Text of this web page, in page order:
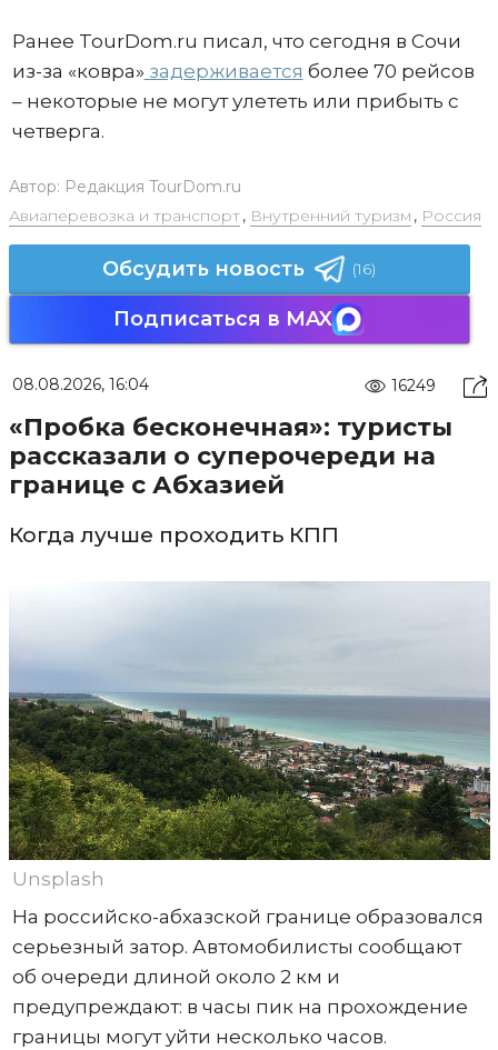
Ранее TourDom.ru писал, что сегодня в Сочи
из-за «ковра» задерживается более 70 рейсов
– некоторые не могут улететь или прибыть с
четверга.
Автор: Редакция TourDom.ru
Авиаперевозка и транспорт, Внутренний туризм , Россия
Обсудить новость (16)
Подписаться в MAX
08.08.2026, 16:04 16249
«Пробка бесконечная»: туристы
рассказали о суперочереди на
границе с Абхазией
Когда лучше проходить КПП
Unsplash
На российско-абхазской границе образовался
серьезный затор. Автомобилисты сообщают
об очереди длиной около 2 км и
предупреждают: в часы пик на прохождение
границы могут уйти несколько часов.